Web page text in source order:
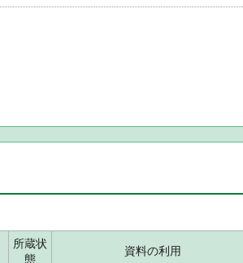
所蔵状
態
資料の利用